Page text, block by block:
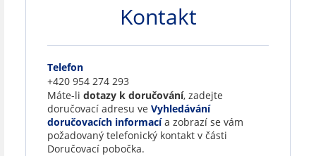
Kontakt
Telefon
+420 954 274 293
Máte-li dotazy k doručování, zadejte
doručovací adresu ve Vyhledávání
doručovacích informacía zobrazí se vám
požadovaný telefonický kontakt v části
Doručovací pobočka.